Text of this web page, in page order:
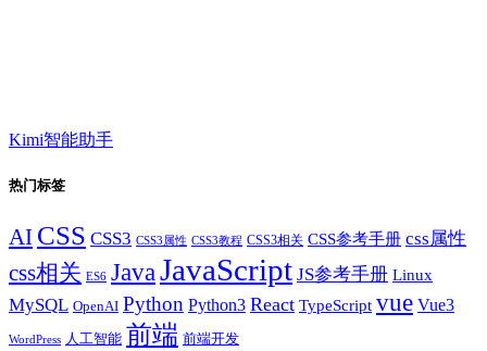
Kimi智能助手
热门标签
AI CSS CSS3 CSS3属性 CSS3教程 CSS3相关 CSS参考手册 css属性
css相关 ES6 JavaJavaScript JS参考手册 Linux
MySQL OpenAI Python Python3 React TypeScript vue Vue3
WordPress 人工智能 前端 前端开发